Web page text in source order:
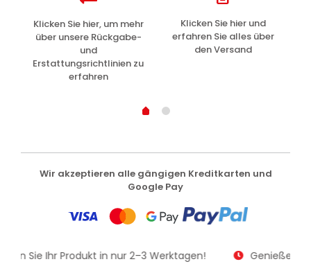
Klicken Sie hier, um mehr
über unsere Rückgabe-
und
Erstattungsrichtlinien zu
erfahren
Klicken Sie hier und
erfahren Sie alles über
den Versand
Wir akzeptieren alle gängigen Kreditkarten und
Google Pay
Sie Ihr Produkt in nur 2–3 Werktagen! Genießen